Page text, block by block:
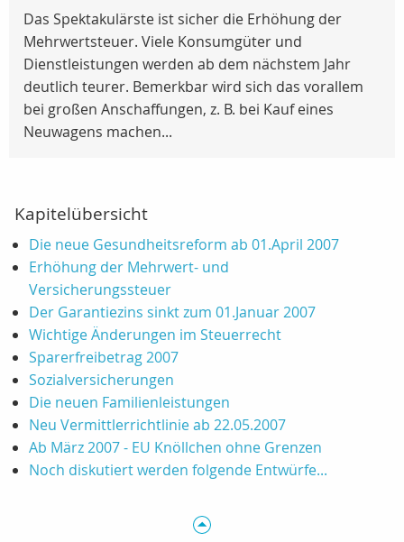
Das Spektakulärste ist sicher die Erhöhung der
Mehrwertsteuer. Viele Konsumgüter und
Dienstleistungen werden ab dem nächstem Jahr
deutlich teurer. Bemerkbar wird sich das vorallem
bei großen Anschaffungen, z. B. bei Kauf eines
Neuwagens machen...
Kapitelübersicht
Die neue Gesundheitsreform ab 01.April 2007
Erhöhung der Mehrwert- und
Versicherungssteuer
Der Garantiezins sinkt zum 01.Januar 2007
Wichtige Änderungen im Steuerrecht
Sparerfreibetrag 2007
Sozialversicherungen
Die neuen Familienleistungen
Neu Vermittlerrichtlinie ab 22.05.2007
Ab März 2007 - EU Knöllchen ohne Grenzen
Noch diskutiert werden folgende Entwürfe...